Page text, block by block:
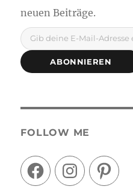
Gib deine E-Mail-Adresse ein ...
ABONNIEREN
FOLLOW ME
FacebookInstagramPinterest